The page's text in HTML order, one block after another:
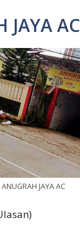
JAYA AC
ANUGRAH JAYA AC